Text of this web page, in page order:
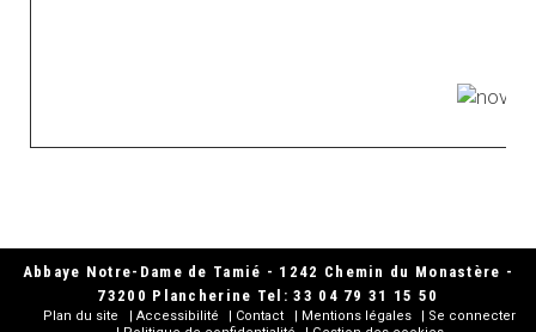
Abbaye Notre-Dame de Tamié - 1242 Chemin du Monastère -
73200 Plancherine Tel: 33 04 79 31 15 50
Plan du site Accessibilité Contact Mentions légales
Se connecter